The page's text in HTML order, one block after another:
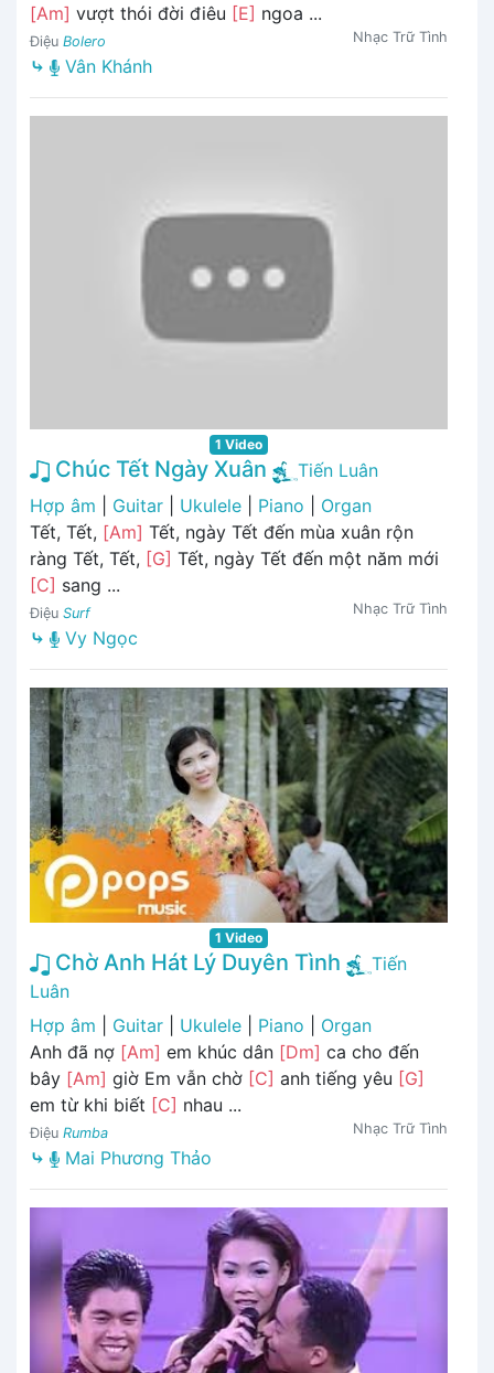
[Am] vượt thói đời điêu [E] ngoa ...
Điệu Bolero Nhạc Trữ Tình
⤷ Vân Khánh
1 Video
Chúc Tết Ngày Xuân
Tiến Luân
Hợp âm
Guitar Ukulele Piano
Organ
Tết, Tết, [Am] Tết, ngày Tết đến mùa xuân rộn
ràng Tết, Tết, [G] Tết, ngày Tết đến một năm mới
[C] sang ...
Điệu Surf Nhạc Trữ Tình
⤷ Vy Ngọc
1 Video
Chờ Anh Hát Lý Duyên Tình
Tiến
Luân
Hợp âm
Guitar Ukulele Piano
Organ
Anh đã nợ [Am] em khúc dân [Dm] ca cho đến
bây [Am] giờ Em vẫn chờ [C] anh tiếng yêu [G]
em từ khi biết [C] nhau ...
Điệu Rumba Nhạc Trữ Tình
⤷ Mai Phương Thảo